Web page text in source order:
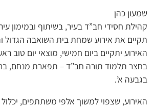
שמעון כהן
קהילת חסידי חב”ד בעיר, בשיתוף ובמימון
תקיים את אירוע שמחת בית השואבה הגדול
האירוע יתקיים ביום חמישי, מוצאי יום טוב
בגבעה א’.
האירוע, שצפוי למשוך אלפי משתתפים,